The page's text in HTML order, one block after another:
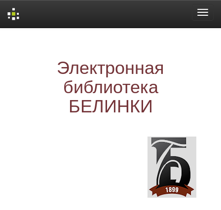
Электронная
библиотека
БЕЛИНКИ